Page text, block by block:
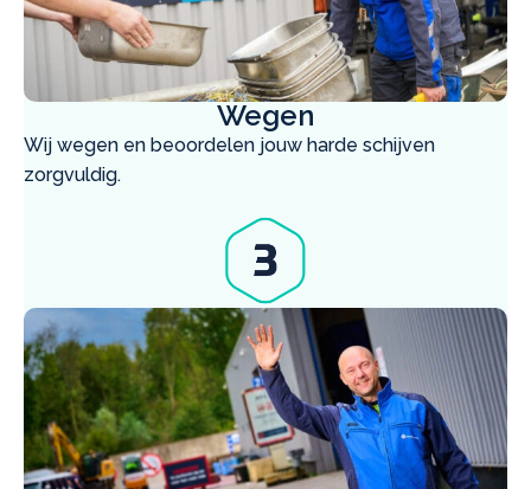
Wegen
Wij wegen en beoordelen jouw harde schijven
zorgvuldig.